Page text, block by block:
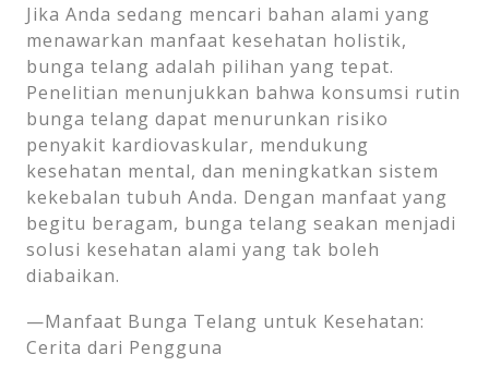
Jika Anda sedang mencari bahan alami yang
menawarkan manfaat kesehatan holistik,
bunga telang adalah pilihan yang tepat.
Penelitian menunjukkan bahwa konsumsi rutin
bunga telang dapat menurunkan risiko
penyakit kardiovaskular, mendukung
kesehatan mental, dan meningkatkan sistem
kekebalan tubuh Anda. Dengan manfaat yang
begitu beragam, bunga telang seakan menjadi
solusi kesehatan alami yang tak boleh
diabaikan.
—Manfaat Bunga Telang untuk Kesehatan:
Cerita dari Pengguna